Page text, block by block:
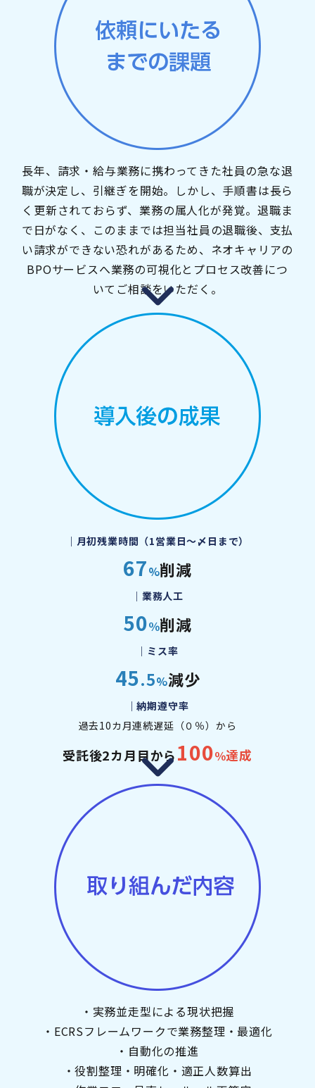
長年、請求・給与業務に携わってきた社員の急な退
職が決定し、引継ぎを開始。しかし、手順書は長ら
く更新されておらず、業務の属人化が発覚。退職ま
で日がなく、このままでは担当社員の退職後、支払
い請求ができない恐れがあるため、ネオキャリアの
BPOサービスへ業務の可視化とプロセス改善につ
いてご相談をいただく。
｜月初残業時間（1営業日～〆日まで）
67%削減
｜業務人工
50％削減
｜ミス率
45.5%減少
｜納期遵守率
過去10カ月連続遅延（０％）から
受託後2カ月目から100％達成
・実務並走型による現状把握
・ECRSフレームワークで業務整理・最適化
・自動化の推進
・役割整理・明確化・適正人数算出